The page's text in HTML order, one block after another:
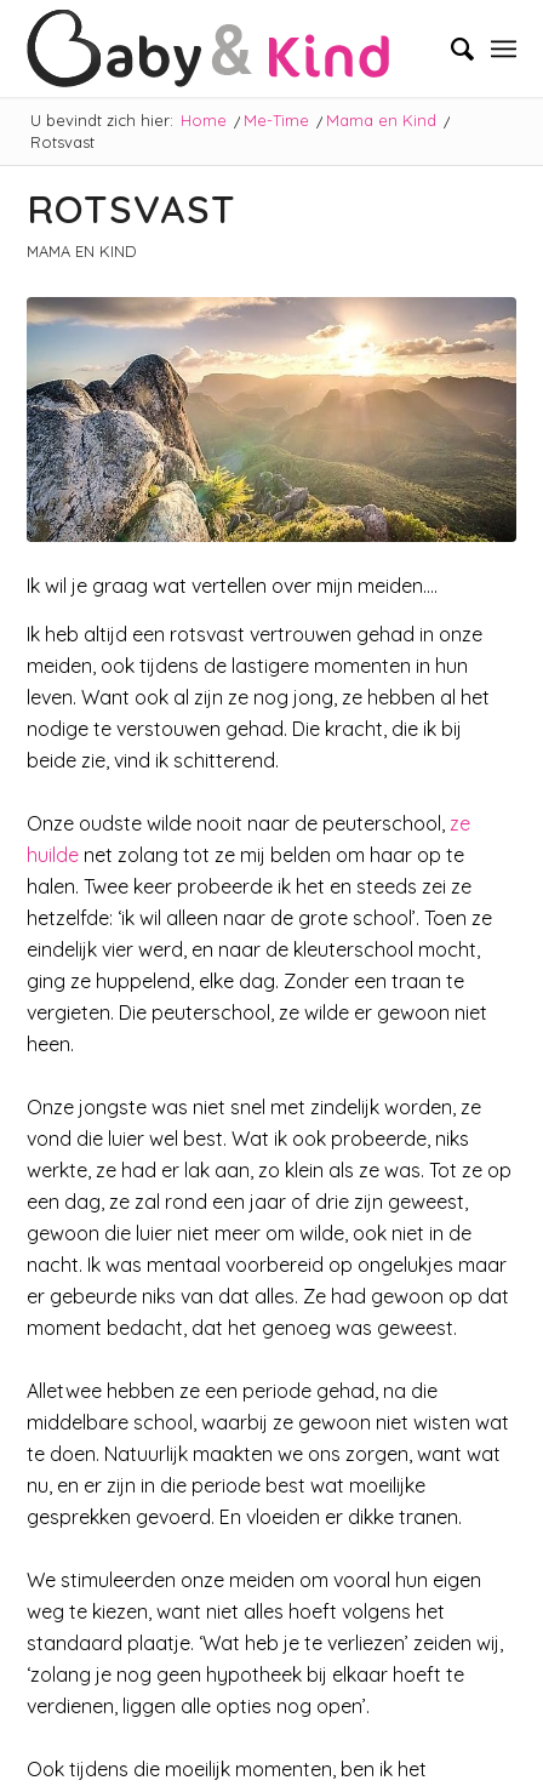
U bevindt zich hier: Home / Me-Time / Mama en Kind /
Rotsvast
ROTSVAST
MAMA EN KIND
Ik wil je graag wat vertellen over mijn meiden….
Ik heb altijd een rotsvast vertrouwen gehad in onze
meiden, ook tijdens de lastigere momenten in hun
leven. Want ook al zijn ze nog jong, ze hebben al het
nodige te verstouwen gehad. Die kracht, die ik bij
beide zie, vind ik schitterend.
Onze oudste wilde nooit naar de peuterschool, ze
huilde net zolang tot ze mij belden om haar op te
halen. Twee keer probeerde ik het en steeds zei ze
hetzelfde: ‘ik wil alleen naar de grote school’. Toen ze
eindelijk vier werd, en naar de kleuterschool mocht,
ging ze huppelend, elke dag. Zonder een traan te
vergieten. Die peuterschool, ze wilde er gewoon niet
heen.
Onze jongste was niet snel met zindelijk worden, ze
vond die luier wel best. Wat ik ook probeerde, niks
werkte, ze had er lak aan, zo klein als ze was. Tot ze op
een dag, ze zal rond een jaar of drie zijn geweest,
gewoon die luier niet meer om wilde, ook niet in de
nacht. Ik was mentaal voorbereid op ongelukjes maar
er gebeurde niks van dat alles. Ze had gewoon op dat
moment bedacht, dat het genoeg was geweest.
Alletwee hebben ze een periode gehad, na die
middelbare school, waarbij ze gewoon niet wisten wat
te doen. Natuurlijk maakten we ons zorgen, want wat
nu, en er zijn in die periode best wat moeilijke
gesprekken gevoerd. En vloeiden er dikke tranen.
We stimuleerden onze meiden om vooral hun eigen
weg te kiezen, want niet alles hoeft volgens het
standaard plaatje. ‘Wat heb je te verliezen’ zeiden wij,
‘zolang je nog geen hypotheek bij elkaar hoeft te
verdienen, liggen alle opties nog open’.
Ook tijdens die moeilijk momenten, ben ik het